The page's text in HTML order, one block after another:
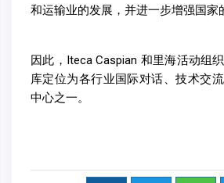
和运输业的发展，并进一步增强国家
因此，Iteca Caspian 和里海活动组
库定位为各行业国际对话、技术交
中心之一。